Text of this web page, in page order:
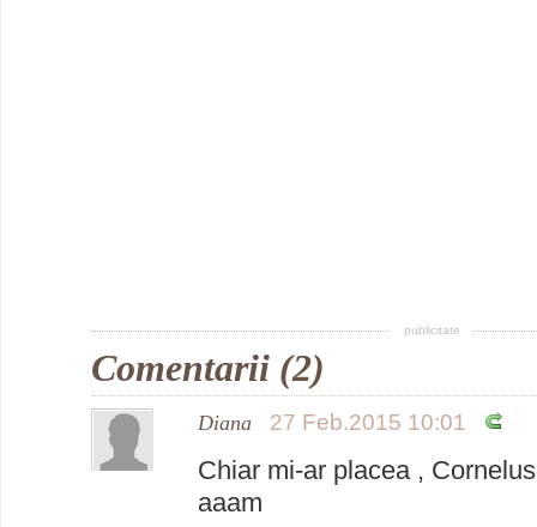
publicitate
Comentarii (2)
Diana 27 Feb.2015 10:01
Chiar mi-ar placea ,
aaam